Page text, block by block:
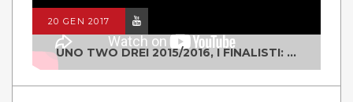
20 GEN 2017
UNO TWO DREI 2015/2016, I FINALISTI: CLASSE IV ALS ISTITUTO "DEGASPERI" BORGO VALSUGANA